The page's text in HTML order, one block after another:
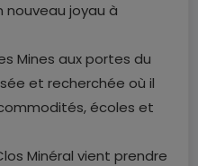
nouveau joyau à
Mines aux portes du
et recherchée où il
écoles et
Minéral vient prendre